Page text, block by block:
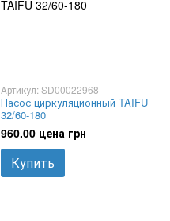
Артикул: SD00022968
Насос циркуляционный TAIFU
32/60-180
960.00 цена грн
Купить